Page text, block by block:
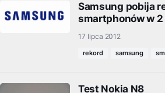
Samsung pobija
smartphonów w
17 lipca 2012
rekord samsung
Test Nokia N8